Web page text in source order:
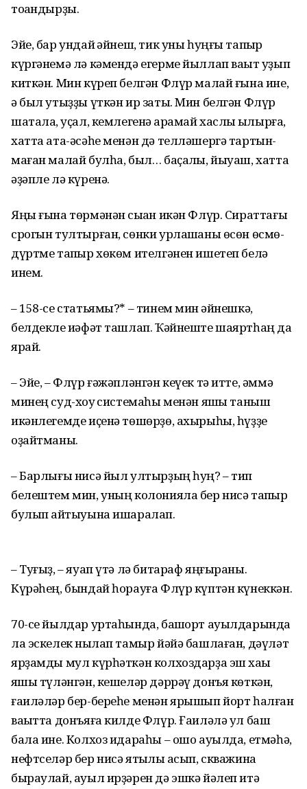
тоҡан­дырҙы.
Эйе, бар ундай ҡәйнеш, тик уны һуңғы тапҡыр
күргәнемә лә кәмендә егерме йыллап ваҡыт уҙып
киткән. Мин күреп белгән Флүр малай ғына ине,
ә был утыҙҙы үткән ир заты. Мин белгән Флүр
шаталаҡ, уҫал, кемлегенә ҡарамай хаслыҡ ҡылырға,
хатта ата-әсәһе менән дә телләшергә тартын­
маған малай булһа, был… баҫалҡы, йыуаш, хатта
әҙәпле лә күренә.
Яңы ғына төрмәнән сыҡҡан икән Флүр. Сираттағы
срогын тултырған, сөнки урлаш­ҡаны өсөн өсмө-
дүртме тапҡыр хөкөм ителгәнен ишетеп белә
инем.
– 158-се статьямы?* – тинем мин ҡәйнешкә,
белдекле ҡиәфәт ташлап. Ҡәйнеште шаяртһаң да
ярай.
– Эйе, – Флүр ғәжәпләнгән кеүек тә итте, әммә
минең суд-хоҡуҡ систе­маһы менән яҡшы таныш
икәнлегемде иҫенә төшөрҙө, ахырыһы, һүҙҙе
оҙайт­маны.
– Барлығы нисә йыл ултырҙың һуң? – тип
белештем мин, уның колонияла бер нисә тапҡыр
булып ҡайтыуына ишаралап.
– Туғыҙ, – яуап үтә лә битараф яңғыраны.
Күрәһең, бындай һорауға Флүр күптән күнеккән.
70-се йылдар уртаһында, башҡорт ауылдарында
ла эскелек ныҡлап тамыр йәйә башлаған, дәүләт
ярҙамды мул күрһәткән колхоздарҙа эш хаҡы
яҡшы түләнгән, кешеләр дәррәү донъя көткән,
ғаиләләр бер-береһе менән ярышып йорт һалған
ваҡытта донъяға килде Флүр. Ғаиләлә ул баш
бала ине. Колхоз идараһы – ошо ауылда, етмәһә,
нефтселәр бер нисә ятҡылыҡ асып, скважина
быраулай, ауыл ир­ҙәрен дә эшкә йәлеп итә